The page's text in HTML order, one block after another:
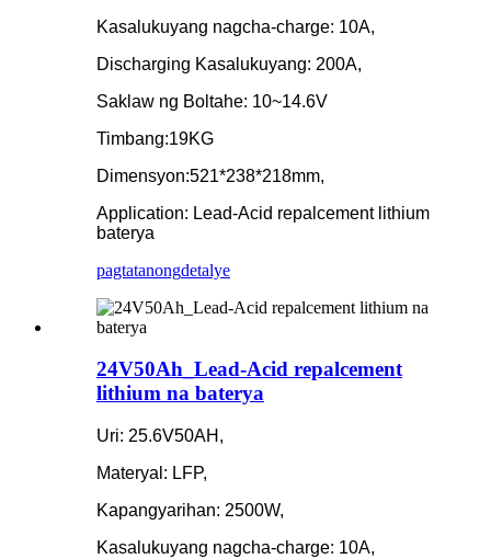
Kasalukuyang nagcha-charge: 10A,
Discharging Kasalukuyang: 200A,
Saklaw ng Boltahe: 10~14.6V
Timbang:19KG
Dimensyon:521*238*218mm,
Application: Lead-Acid repalcement lithium
baterya
pagtatanongdetalye
24V50Ah_Lead-Acid repalcement
lithium na baterya
Uri: 25.6V50AH,
Materyal: LFP,
Kapangyarihan: 2500W,
Kasalukuyang nagcha-charge: 10A,